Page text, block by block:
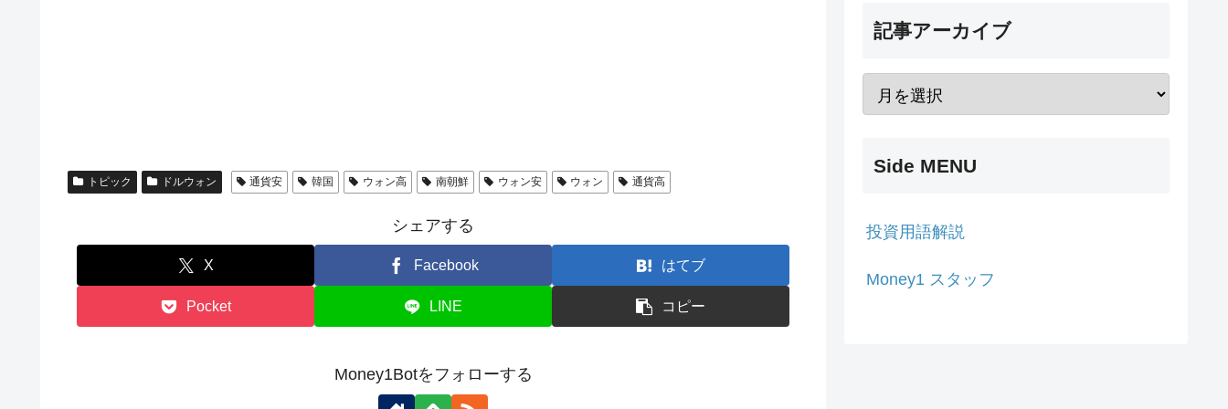
トピック ドルウォン 通貨安 韓国 ウォン高 南朝鮮 ウォン安 ウォン 通貨高
シェアする
X Facebook はてブ
Pocket LINE コピー
Money1Botをフォローする
記事アーカイブ
Side MENU
投資用語解説
Money1 スタッフ